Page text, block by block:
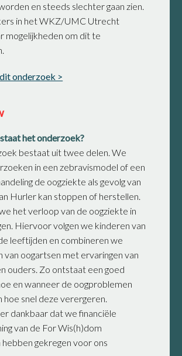
en steeds slechter gaan zien.
in het WKZ/UMC Utrecht
mogelijkheden om dit te
onderzoek >
het onderzoek?
bestaat uit twee delen. We
in een zebravismodel of een
de oogziekte als gevolg van
Hurler kan stoppen of herstellen.
het verloop van de oogziekte in
Hiervoor volgen we kinderen van
leeftijden en combineren we
van oogartsen met ervaringen van
ouders. Zo ontstaat een goed
en wanneer de oogproblemen
hoe snel deze verergeren.
dankbaar dat we financiële
van de For Wis(h)dom
hebben gekregen voor ons